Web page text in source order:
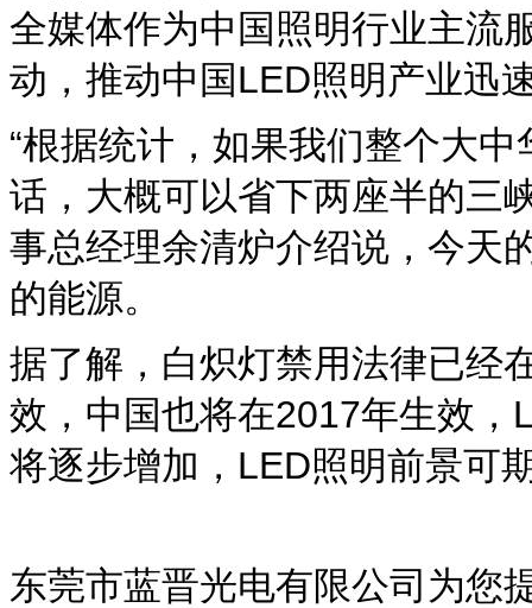
全媒体作为中国照明行业主流
动，推动中国LED照明产业迅
“根据统计，如果我们整个大
话，大概可以省下两座半的三
事总经理余清炉介绍说，今天
的能源。
据了解，白炽灯禁用法律已经
效，中国也将在2017年生效
将逐步增加，LED照明前景可
东莞市蓝晋光电有限公司为您